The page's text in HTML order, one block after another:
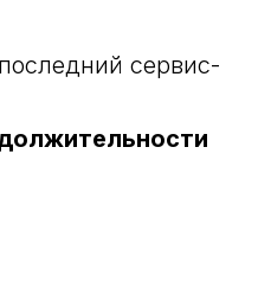
сервис-